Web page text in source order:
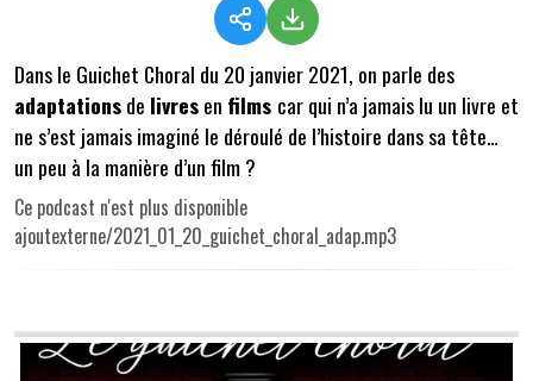
Dans le Guichet Choral du 20 janvier 2021, on parle des
adaptationsde livresen films car qui n’a jamais lu un livre et
ne s’est jamais imaginé le déroulé de l’histoire dans sa tête…
un peu à la manière d’un film ?
Ce podcast n'est plus disponible
ajoutexterne/2021_01_20_guichet_choral_adap.mp3